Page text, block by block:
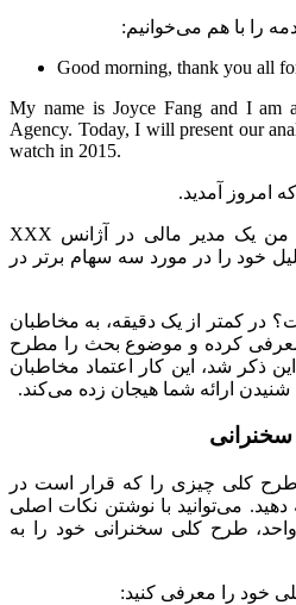
را با هم می‌خوانیم:
Good morning, thank you all
My name is Joyce Fang and I am
Agency. Today, I will present our
watch in 2015.
امروز آمدید.
نام من جویس فانگ است و من یک مدیر مالی در آژانس XXX
خود را در مورد سه سهام برتر در
در کمتر از یک دقیقه، به مخاطبان
کرده و موضوع بحث را مطرح
ذکر شد، این کار اعتماد مخاطبان
شنیدن ارائه شما هیجان زده می‌کند.
طرح کلی چیزی را که قرار است در
می‌توانید با نوشتن نکات اصلی
طرح کلی سخنرانی خود را به
خود را معرفی کنید: